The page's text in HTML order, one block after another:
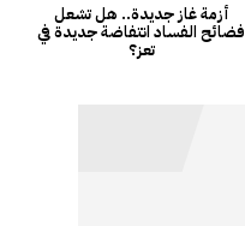
أزمة غاز جديدة.. هل تشعل
فضائح الفساد انتفاضة جديدة في
تعز؟